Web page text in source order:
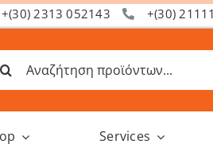
+(30) 2313 052143 +(30)
Services